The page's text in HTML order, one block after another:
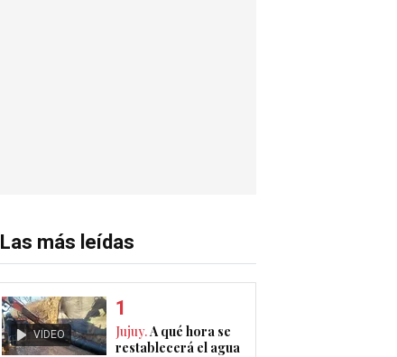
Las más leídas
VIDEO Jujuy.A qué hora se
restablecerá el agua